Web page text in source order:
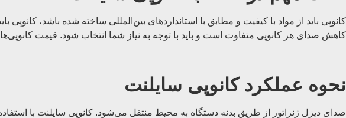
کانوپی باید از مواد با کیفیت و مطابق با استانداردهای بین‌المللی ساخته شده باشد،
کاهش صدای هر کانوپی متفاوت است و باید با توجه به نیاز شما انتخاب شود. قیمت کانوپی‌ها
نحوه عملکرد کانوپی سایلنت
صدای دیزل ژنراتور از طریق بدنه دستگاه به محیط منتقل می‌شود. کانوپی سایلنت با